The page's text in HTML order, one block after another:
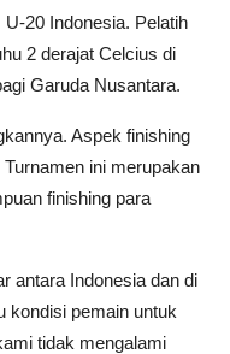
20 Indonesia. Pelatih
2 derajat Celcius di
Garuda Nusantara.
Aspek finishing
ini merupakan
finishing para
antara Indonesia dan di
kondisi pemain untuk
tidak mengalami